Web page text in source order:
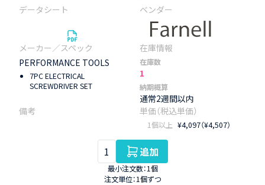
PERFORMANCE TOOLS
7PC ELECTRICAL
SCREWDRIVER SET
在庫数
1
納期概算
通常2週間以内
1個以上 ¥4,097（¥4,507）
追加
最小注文数：1個
注文単位：1個ずつ